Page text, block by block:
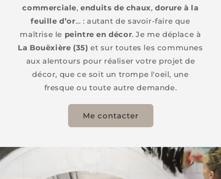
commerciale,enduits de chaux, dorure à la
feuille d’or… : autant de savoir-faire que
maîtrise le peintre en décor. Je me déplace à
La Bouëxière (35)et sur toutes les communes
aux alentours pour réaliser votre projet de
décor, que ce soit un trompe l'oeil, une
fresque ou toute autre demande.
Me contacter